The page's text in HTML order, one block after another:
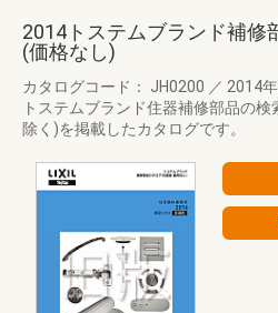
2014トステムブランド補修
(価格なし)
カタログコード： JH0200 ／ 2014
トステムブランド住器補修部品の
除く)を掲載したカタログです。